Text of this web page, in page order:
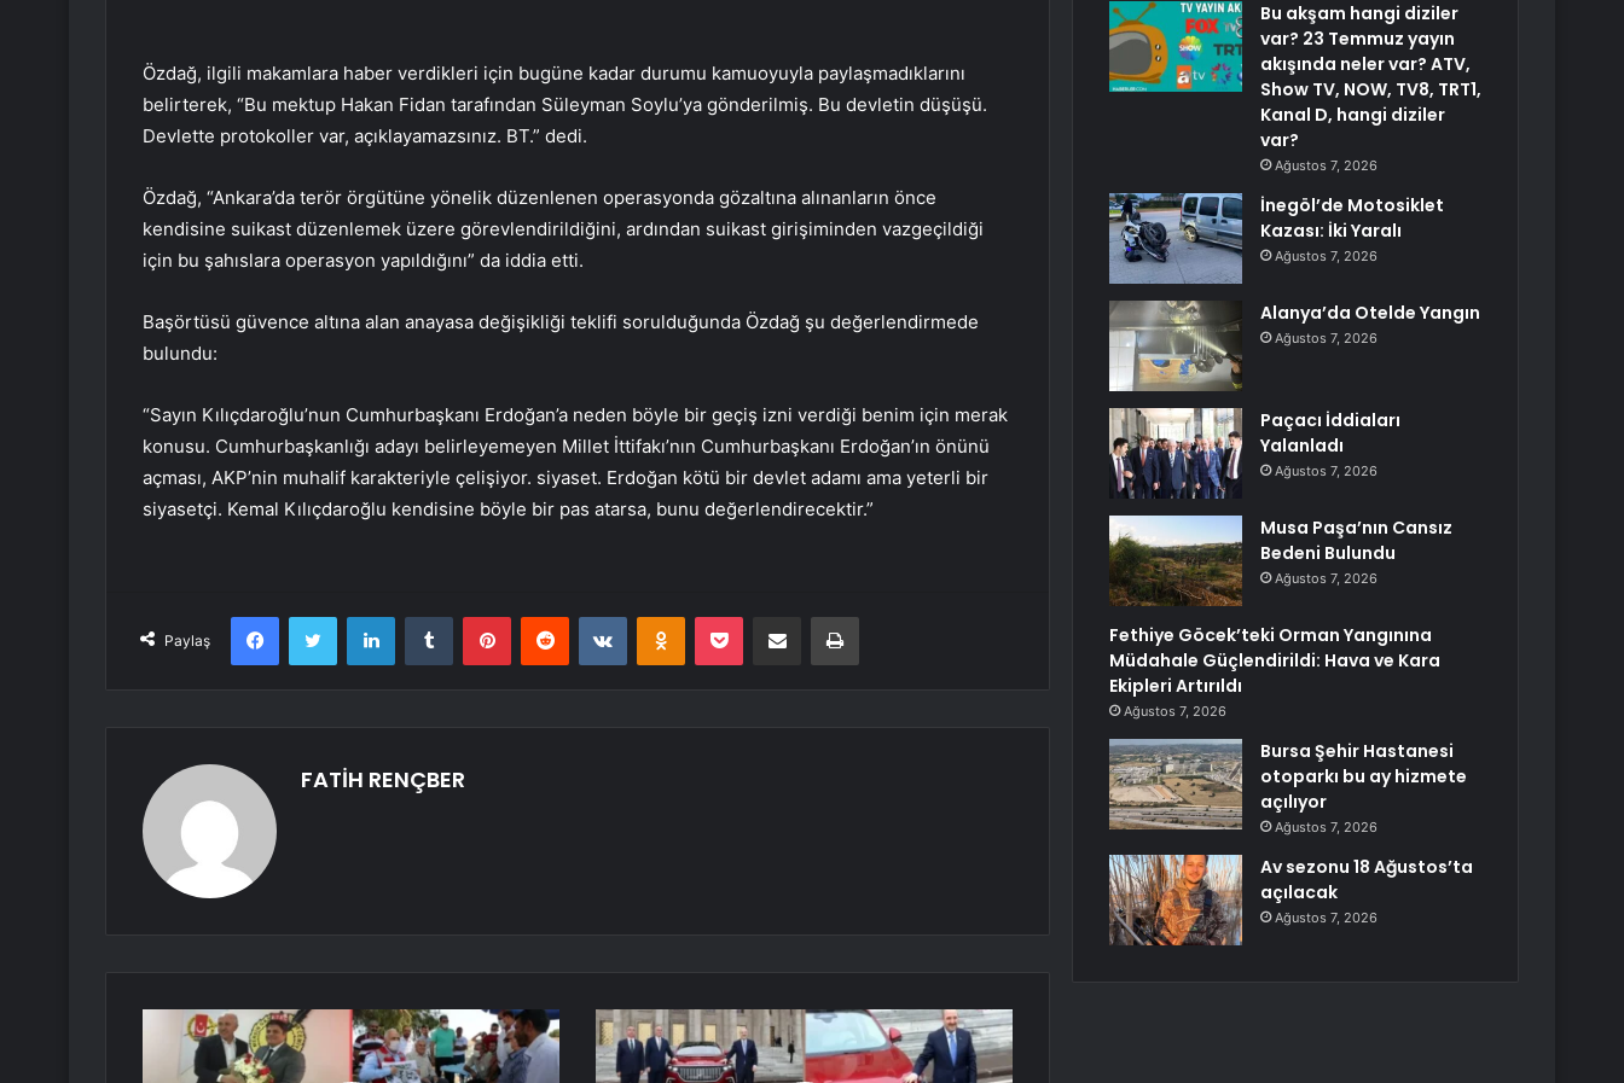
Özdağ, ilgili makamlara haber verdikleri için bugüne kadar durumu kamuoyuyla paylaşmadıklarını
belirterek, “Bu mektup Hakan Fidan tarafından Süleyman Soylu’ya gönderilmiş. Bu devletin düşüşü.
Devlette protokoller var, açıklayamazsınız. BT.” dedi.
Özdağ, “Ankara’da terör örgütüne yönelik düzenlenen operasyonda gözaltına alınanların önce
kendisine suikast düzenlemek üzere görevlendirildiğini, ardından suikast girişiminden vazgeçildiği
için bu şahıslara operasyon yapıldığını” da iddia etti.
Başörtüsü güvence altına alan anayasa değişikliği teklifi sorulduğunda Özdağ şu değerlendirmede
bulundu:
“Sayın Kılıçdaroğlu’nun Cumhurbaşkanı Erdoğan’a neden böyle bir geçiş izni verdiği benim için merak
konusu. Cumhurbaşkanlığı adayı belirleyemeyen Millet İttifakı’nın Cumhurbaşkanı Erdoğan’ın önünü
açması, AKP’nin muhalif karakteriyle çelişiyor. siyaset. Erdoğan kötü bir devlet adamı ama yeterli bir
siyasetçi. Kemal Kılıçdaroğlu kendisine böyle bir pas atarsa, bunu değerlendirecektir.”
Paylaş
FacebookTwitter LinkedInTumblr PinterestReddit VKontakteOdnoklassniki
Pocket E-Posta ile paylaş Yazdır
FATİH RENÇBER
Bu akşam hangi diziler
var? 23 Temmuz yayın
akışında neler var? ATV,
Show TV, NOW, TV8, TRT1,
Kanal D, hangi diziler
var?
Ağustos 7, 2026
İnegöl’de Motosiklet
Kazası: İki Yaralı
Ağustos 7, 2026
Alanya’da Otelde Yangın
Ağustos 7, 2026
Paçacı İddiaları
Yalanladı
Ağustos 7, 2026
Musa Paşa’nın Cansız
Bedeni Bulundu
Ağustos 7, 2026
Fethiye Göcek’teki Orman Yangınına
Müdahale Güçlendirildi: Hava ve Kara
Ekipleri Artırıldı
Ağustos 7, 2026
Bursa Şehir Hastanesi
otoparkı bu ay hizmete
açılıyor
Ağustos 7, 2026
Av sezonu 18 Ağustos’ta
açılacak
Ağustos 7, 2026